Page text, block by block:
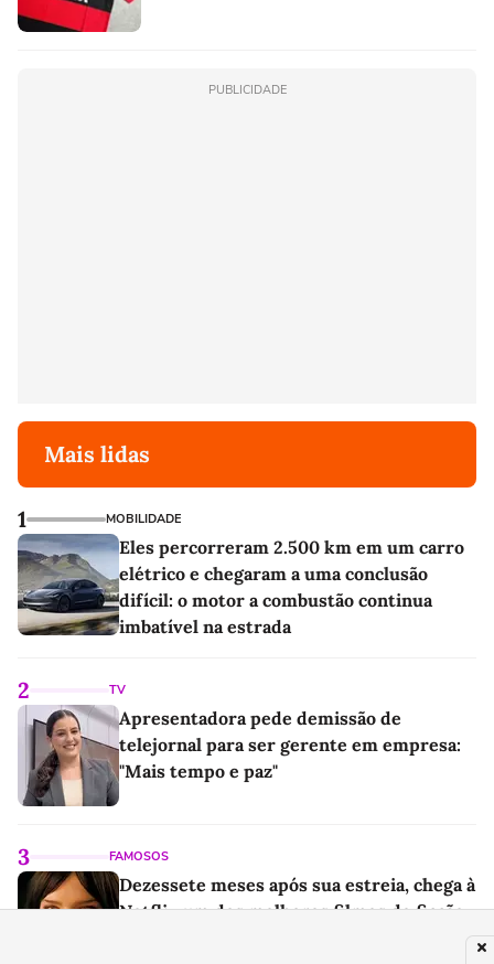
PUBLICIDADE
Mais lidas
1 MOBILIDADE
Eles percorreram 2.500 km em um carro
elétrico e chegaram a uma conclusão
difícil: o motor a combustão continua
imbatível na estrada
2 TV
Apresentadora pede demissão de
telejornal para ser gerente em empresa:
"Mais tempo e paz"
3 FAMOSOS
Dezessete meses após sua estreia, chega à
Netflix um dos melhores filmes de ficção